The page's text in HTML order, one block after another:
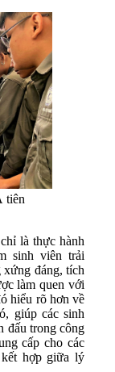
tiên
là thực hành
sinh viên trải
xứng đáng, tích
làm quen với
hiểu rõ hơn về
giúp các sinh
đấu trong công
cấp cho các
hợp giữa lý